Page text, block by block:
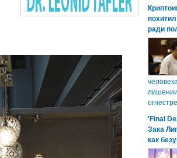
ради
'Final
Зака
как